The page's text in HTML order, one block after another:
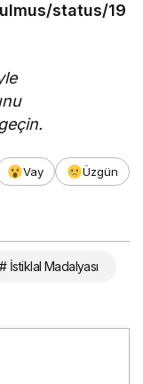
status/19
Vay
Üzgün
# İstiklal Madalyası